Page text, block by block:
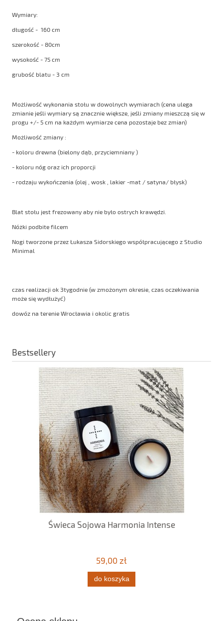
Wymiary:
długość - 160 cm
szerokość - 80cm
wysokość - 75 cm
grubość blatu - 3 cm
Możliwość wykonania stołu w dowolnych wymiarach (cena ulega
zmianie jeśli wymiary są znacznie większe, jeśli zmiany mieszczą się w
progu +/- 5 cm na każdym wymiarze cena pozostaje bez zmian)
Możliwość zmiany :
- koloru drewna (bielony dąb, przyciemniany )
- koloru nóg oraz ich proporcji
- rodzaju wykończenia (olej , wosk , lakier -mat / satyna/ błysk)
Blat stołu jest frezowany aby nie było ostrych krawędzi.
Nóżki podbite filcem
Nogi tworzone przez Łukasza Sidorskiego współpracującego z Studio
Minimal
czas realizacji ok 3tygodnie (w zmożonym okresie, czas oczekiwania
może się wydłużyć)
dowóz na terenie Wrocławia i okolic gratis
Bestsellery
Świeca Sojowa Harmonia Intense
59,00 zł
do koszyka